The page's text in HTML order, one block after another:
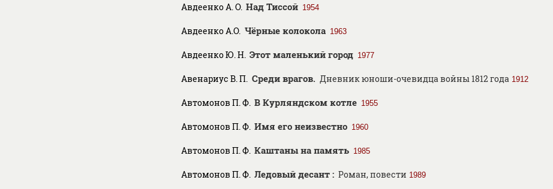
Авдеенко А. О. Над Тиссой 1954
Авдеенко А.O. Чёрные колокола 1963
Авдеенко Ю. Н. Этот маленький город 1977
Авенариус В. П. Среди врагов. Дневник юноши-очевидца войны 1812 года 1912
Автомонов П. Ф. В Курляндском котле 1955
Автомонов П. Ф. Имя его неизвестно 1960
Автомонов П. Ф. Каштаны на память 1985
Автомонов П. Ф. Ледовый десант : Роман, повести 1989